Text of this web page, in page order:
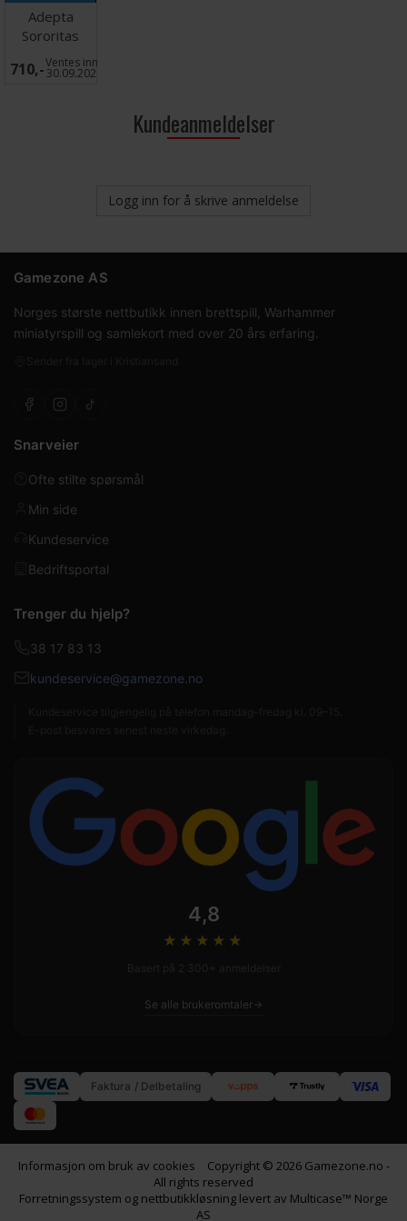
Adepta
Sororitas
Paint Set
710,-Ventes inn
30.09.2026
Kundeanmeldelser
Logg inn for å skrive anmeldelse
Gamezone AS
Norges største nettbutikk innen brettspill, Warhammer
miniatyrspill og samlekort med over 20 års erfaring.
Snarveier
Ofte stilte spørsmål
Min side
Kundeservice
Bedriftsportal
Trenger du hjelp?
38 17 83 13
kundeservice@gamezone.no
4,8
★★★★ ★
Se alle brukeromtaler
Faktura / Delbetaling
Informasjon om bruk av cookies
Copyright © 2026 Gamezone.no -
All rights reserved
Forretningssystem og nettbutikkløsning levert av Multicase™ Norge
AS